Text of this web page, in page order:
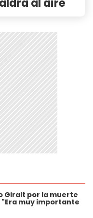
Giralt por la muerte
"Era muy importante